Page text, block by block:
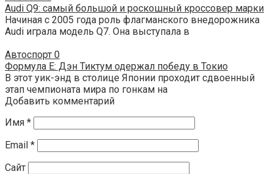
Audi Q9: самый большой и роскошный кроссовер марки
Начиная с 2005 года роль флагманского внедорожника
Audi играла модель Q7. Она выступала в
Автоспорт 0
Формула E: Дэн Тиктум одержал победу в Токио
В этот уик-энд в столице Японии проходит сдвоенный
этап чемпионата мира по гонкам на
Добавить комментарий
Имя *
Email *
Сайт